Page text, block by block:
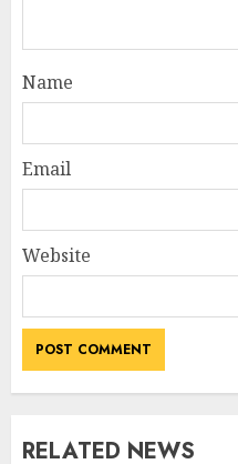
Name
Email
Website
RELATED NEWS